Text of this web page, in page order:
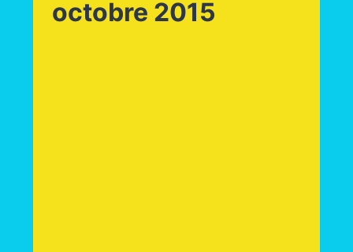
octobre 2015